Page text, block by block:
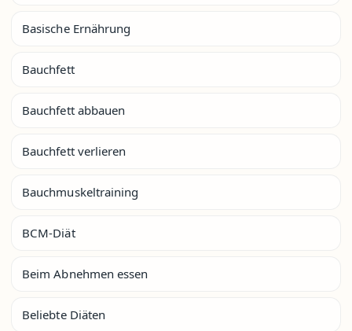
Basische Ernährung
Bauchfett
Bauchfett abbauen
Bauchfett verlieren
Bauchmuskeltraining
BCM-Diät
Beim Abnehmen essen
Beliebte Diäten